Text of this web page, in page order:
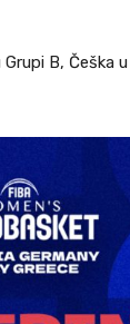
B, Češka